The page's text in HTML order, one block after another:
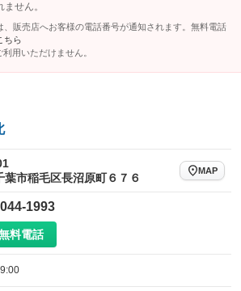
せん。
販売店へお客様の電話番号が通知されます。無料電話
ちら
用いただけません。
葉市稲毛区長沼原町６７６
MAP
1993
料電話